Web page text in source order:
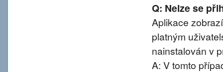
Q: Nelze se
Aplikace
platným
nainstalován v
A: V tomto